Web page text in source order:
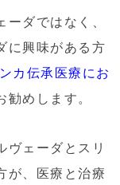
ダではなく、
に興味がある方
カ伝承医療にお
めします。
ヴェーダとスリ
が、医療と治療